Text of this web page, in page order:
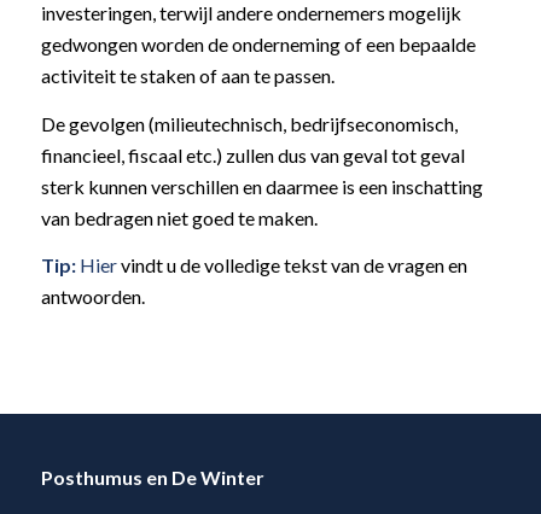
investeringen, terwijl andere ondernemers mogelijk
gedwongen worden de onderneming of een bepaalde
activiteit te staken of aan te passen.
De gevolgen (milieutechnisch, bedrijfseconomisch,
financieel, fiscaal etc.) zullen dus van geval tot geval
sterk kunnen verschillen en daarmee is een inschatting
van bedragen niet goed te maken.
Tip: Hiervindt u de volledige tekst van de vragen en
antwoorden.
Posthumus en De Winter